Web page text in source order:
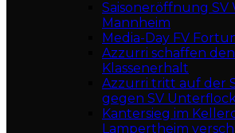
Saisoneröffnung SV
Mannheim
Media-Day FV
Azzurri schaffen
Klassenerhalt
Azzurri tritt auf der
gegen SV
Kantersieg im
Lampertheim